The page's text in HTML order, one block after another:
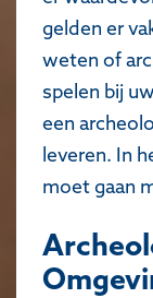
gelden er
weten of
spelen bij
een
leveren. In
moet gaan